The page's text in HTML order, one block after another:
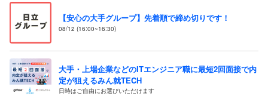
【安心の大手グループ】先着順で締め切りです！
08/12 (16:00~16:30)
大手・上場企業などのITエンジニア職に最短2回面接で内
定が狙えるみん就TECH
日時はご自由にお選びいただけます